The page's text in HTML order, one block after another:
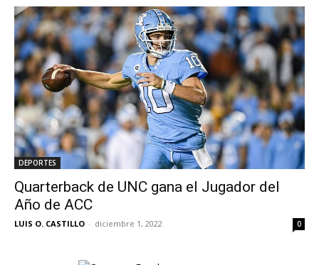
DEPORTES
Quarterback de UNC gana el Jugador del
Año de ACC
LUIS O. CASTILLO - diciembre 1, 2022 0